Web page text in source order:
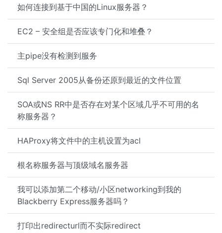
如何连接到基于中国的Linux服务器？
EC2 – 安全组是否应该专门化和堆叠？
主pipe没有检测到服务
Sql Server 2005从备份还原到最近的文件位置
SOA或NS RR中是否存在对某个区域几乎不可用的名
称服务器？
HAProxy将文件中的主机设置为acl
根名称服务器与顶级域名服务器
我可以添加第二个移动/小区networking到我的
Blackberry Express服务器吗？
打印出redirecturl而不实际redirect